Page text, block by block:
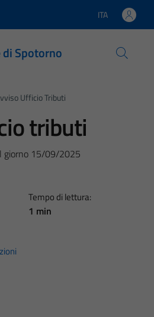
Lingua attiva:
ITA
di Spotorno
Ufficio Tributi
tributi
giorno 15/09/2025
Tempo di lettura:
1 min